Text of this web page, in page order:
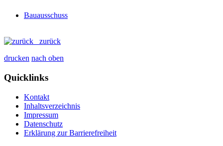
Bauausschuss
zurück
drucken nach oben
Quicklinks
Kontakt
Inhaltsverzeichnis
Impressum
Datenschutz
Erklärung zur Barrierefreiheit